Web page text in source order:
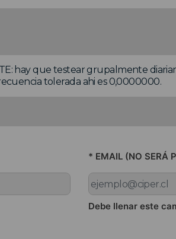
hay que testear grupalmente
tolerada ahi es 0,0000000.
* EMAIL (NO SERÁ
Debe llenar este